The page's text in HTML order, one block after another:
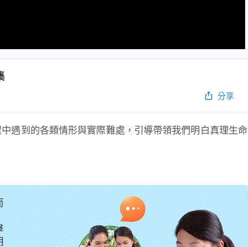
分享
中遇到的各類情形與實際難處，引導帶領我們明白真理生命